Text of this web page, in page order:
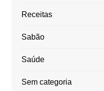
Receitas
Sabão
Saúde
Sem categoria